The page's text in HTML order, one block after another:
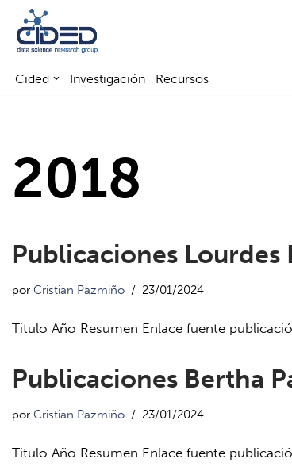
Saltar
Cided Investigación Recursos
2018
Publicaciones Lourdes
por Cristian Pazmiño 23/01/2024
Titulo Año Resumen Enlace fuente
Publicaciones Bertha
por Cristian Pazmiño 23/01/2024
Titulo Año Resumen Enlace fuente